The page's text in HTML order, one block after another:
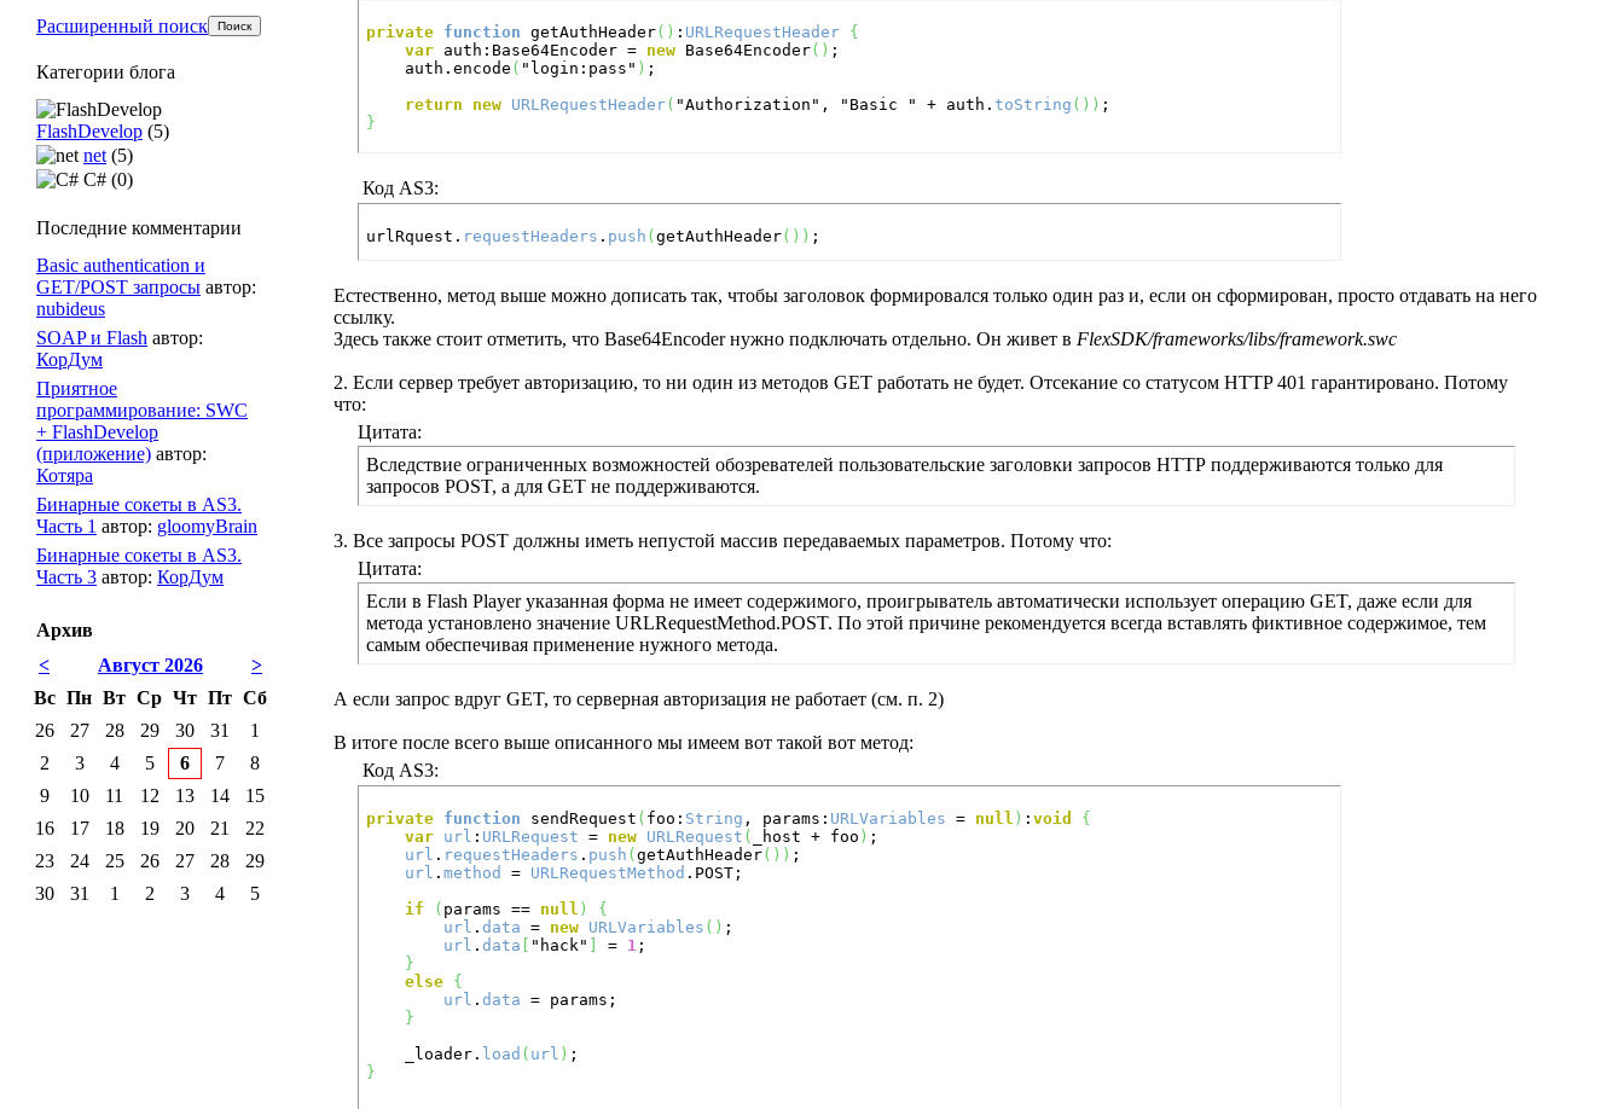
private function getAuthHeader( ) : URLRequestHeader {
var auth:Base64Encoder = new Base64Encoder( ) ;
	auth.encode
( "login:pass" ) ;
return
new URLRequestHeader( "Authorization", "Basic " + auth. toString ( ) )
}
Код AS3:
urlRquest. requestHeaders . push ( getAuthHeader( ) ) ;
Естественно, метод выше можно дописать так, чтобы заголовок формировался только один раз и, если он сформирован, просто отдавать на него
ссылку.
Здесь также стоит отметить, что Base64Encoder нужно подключать отдельно. Он живет в FlexSDK/frameworks/libs/framework.swc
2. Если сервер требует авторизацию, то ни один из методов GET работать не будет. Отсекание со статусом HTTP 401 гарантировано. Потому
что:
Цитата:
Вследствие ограниченных возможностей обозревателей пользовательские заголовки запросов НТТР поддерживаются только для
запросов POST, а для GET не поддерживаются.
3. Все запросы POST должны иметь непустой массив передаваемых параметров. Потому что:
Цитата:
Если в Flash Player указанная форма не имеет содержимого, проигрыватель автоматически использует операцию GET, даже если для
метода установлено значение URLRequestMethod.POST. По этой причине рекомендуется всегда вставлять фиктивное содержимое, тем
самым обеспечивая применение нужного метода.
А если запрос вдруг GET, то серверная авторизация не работает (см. п. 2)
В итоге после всего выше описанного мы имеем вот такой вот метод:
Код AS3:
private function sendRequest ( foo: String , params: URLVariables = null ) : void
{
var url : URLRequest = new URLRequest ( _host + foo ) ;
url . requestHeaders . push ( getAuthHeader( ) ) ;
url . method = URLRequestMethod .POST;
if
( params == null )
{
url . data = new URLVariables ( ) ;
url . data "hack" = 1 ;
}
else {
url . data = params;
}
	_loader.
load ( url )
}
Расширенный поиск
Категории блога
FlashDevelop (5)
net (5)
C# (0)
Последние комментарии
Basic authentication и
GET/POST запросы автор:
nubideus
SOAP и Flash автор:
КорДум
Приятное
программирование: SWC
+ FlashDevelop
(приложение) автор:
Котяра
Бинарные сокеты в AS3.
Часть 1 автор: gloomyBrain
Бинарные сокеты в AS3.
Часть 3 автор: КорДум
Архив
<
>
Август 2026
Вс Пн Вт Ср Чт Пт Сб
26
27 28 29 30 31
1
2
3 4 5 6 7
8
9
10 11 12 13 14
15
16
17 18 19 20 21
22
23
24 25 26 27 28
29
30
31 1 2 3 4 5